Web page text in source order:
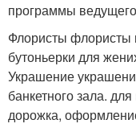
программы
Флористы
бутоньерки для
Украшение
банкетного зала.
дорожка,